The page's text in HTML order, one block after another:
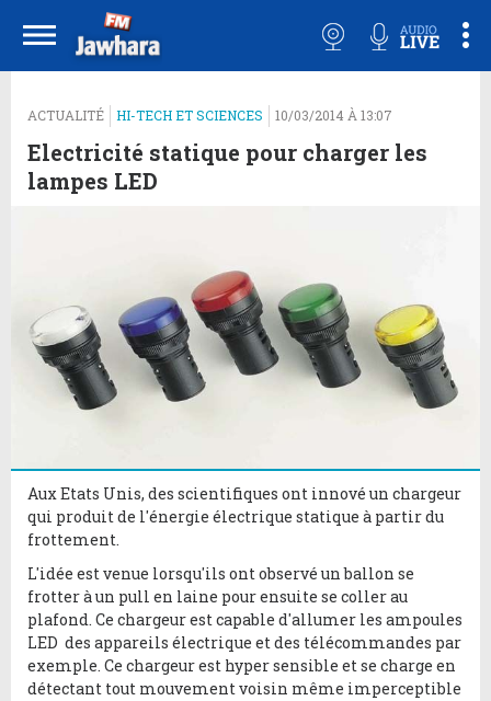
ACTUALITÉ HI-TECH ET SCIENCES 10/03/2014 À 13:07
Electricité statique pour charger les
lampes LED
Aux Etats Unis, des scientifiques ont innové un chargeur
qui produit de l'énergie électrique statique à partir du
frottement.
L'idée est venue lorsqu'ils ont observé un ballon se
frotter à un pull en laine pour ensuite se coller au
plafond. Ce chargeur est capable d'allumer les ampoules
LED des appareils électrique et des télécommandes par
exemple. Ce chargeur est hyper sensible et se charge en
détectant tout mouvement voisin même imperceptible